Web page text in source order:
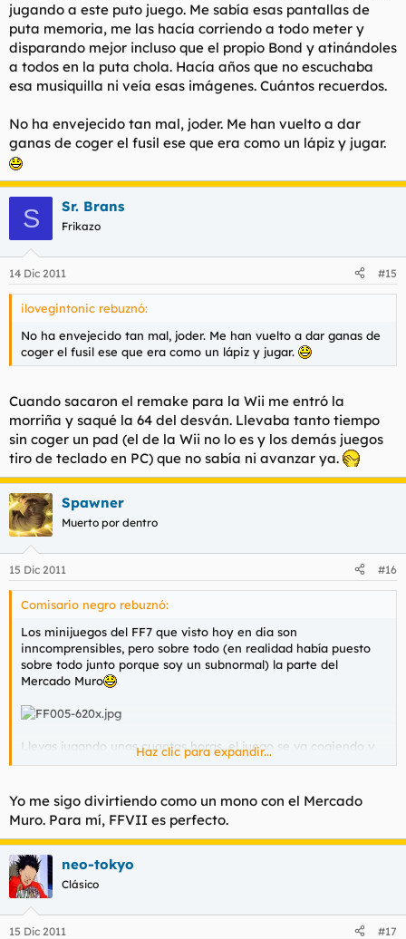
jugando a este puto juego. Me sabía esas pantallas de
puta memoria, me las hacía corriendo a todo meter y
disparando mejor incluso que el propio Bond y atinándoles
a todos en la puta chola. Hacía años que no escuchaba
esa musiquilla ni veía esas imágenes. Cuántos recuerdos.
No ha envejecido tan mal, joder. Me han vuelto a dar
ganas de coger el fusil ese que era como un lápiz y jugar.
S Sr. Brans
Frikazo
14 Dic 2011 #15
ilovegintonic rebuznó:
No ha envejecido tan mal, joder. Me han vuelto a dar ganas de
coger el fusil ese que era como un lápiz y jugar.
Cuando sacaron el remake para la Wii me entró la
morriña y saqué la 64 del desván. Llevaba tanto tiempo
sin coger un pad (el de la Wii no lo es y los demás juegos
tiro de teclado en PC) que no sabía ni avanzar ya.
Spawner
Muerto por dentro
15 Dic 2011 #16
Comisario negro rebuznó:
Los minijuegos del FF7 que visto hoy en dia son
inncomprensibles, pero sobre todo (en realidad había puesto
sobre todo junto porque soy un subnormal) la parte del
Mercado Muro
Llevas jugando unas cuantas horas, el juego se va cogiendo y
de repente vas y te quedas enganchado en esta parte de
cuando te das cuenta de que la unica manera de salir de este
infierno es disfrazar a tu prota BadAss en MUJER, con trajecito
y todo con el fin de prostituirse al ricachon del mercado:137. El
propio juego nos humilla para que pasemos esta parte con la
mayor perdida de honor posible
Haz clic para expandir...
Yo me sigo divirtiendo como un mono con el Mercado
Muro. Para mí, FFVII es perfecto.
neo-tokyo
Clásico
15 Dic 2011 #17